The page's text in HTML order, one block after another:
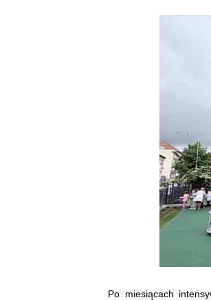
Po miesiącach